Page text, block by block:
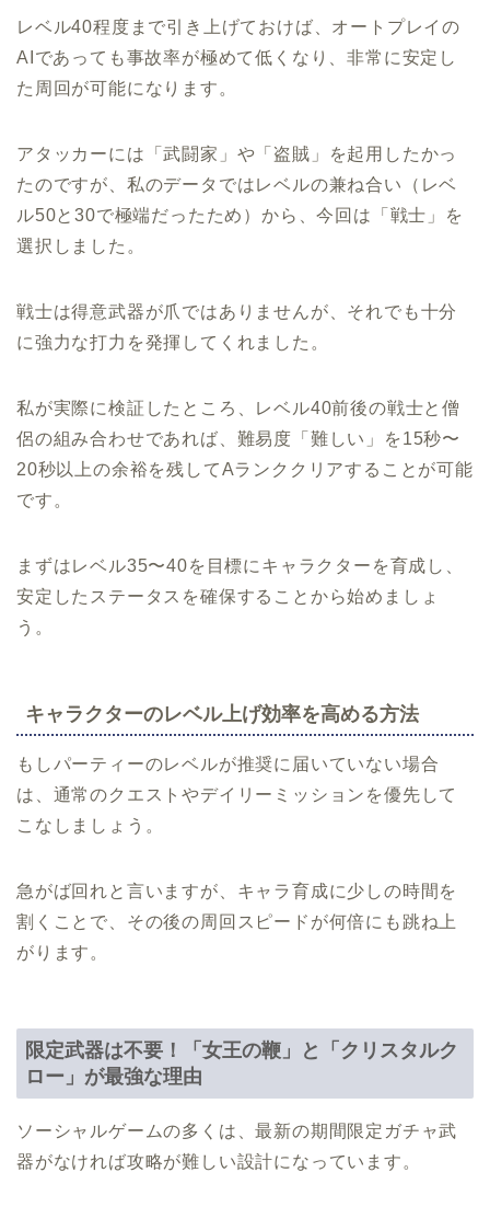
レベル40程度まで引き上げておけば、オートプレイの
AIであっても事故率が極めて低くなり、非常に安定し
た周回が可能になります。
アタッカーには「武闘家」や「盗賊」を起用したかっ
たのですが、私のデータではレベルの兼ね合い（レベ
ル50と30で極端だったため）から、今回は「戦士」を
選択しました。
戦士は得意武器が爪ではありませんが、それでも十分
に強力な打力を発揮してくれました。
私が実際に検証したところ、レベル40前後の戦士と僧
侶の組み合わせであれば、難易度「難しい」を15秒〜
20秒以上の余裕を残してAランククリアすることが可能
です。
まずはレベル35〜40を目標にキャラクターを育成し、
安定したステータスを確保することから始めましょ
う。
キャラクターのレベル上げ効率を高める方法
もしパーティーのレベルが推奨に届いていない場合
は、通常のクエストやデイリーミッションを優先して
こなしましょう。
急がば回れと言いますが、キャラ育成に少しの時間を
割くことで、その後の周回スピードが何倍にも跳ね上
がります。
限定武器は不要！「女王の鞭」と「クリスタルク
ロー」が最強な理由
ソーシャルゲームの多くは、最新の期間限定ガチャ武
器がなければ攻略が難しい設計になっています。